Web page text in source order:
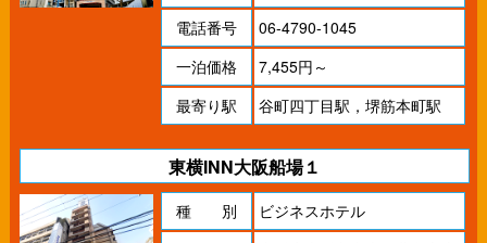
電話番号
06-4790-1045
一泊価格
7,455円～
最寄り駅
谷町四丁目駅，堺筋本町駅
東横INN大阪船場１
種 別 ビジネスホテル